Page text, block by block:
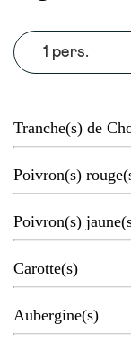
1 pers.
Tranche(s) de
Poivron(s)
Poivron(s)
Carotte(s)
Aubergine(s)